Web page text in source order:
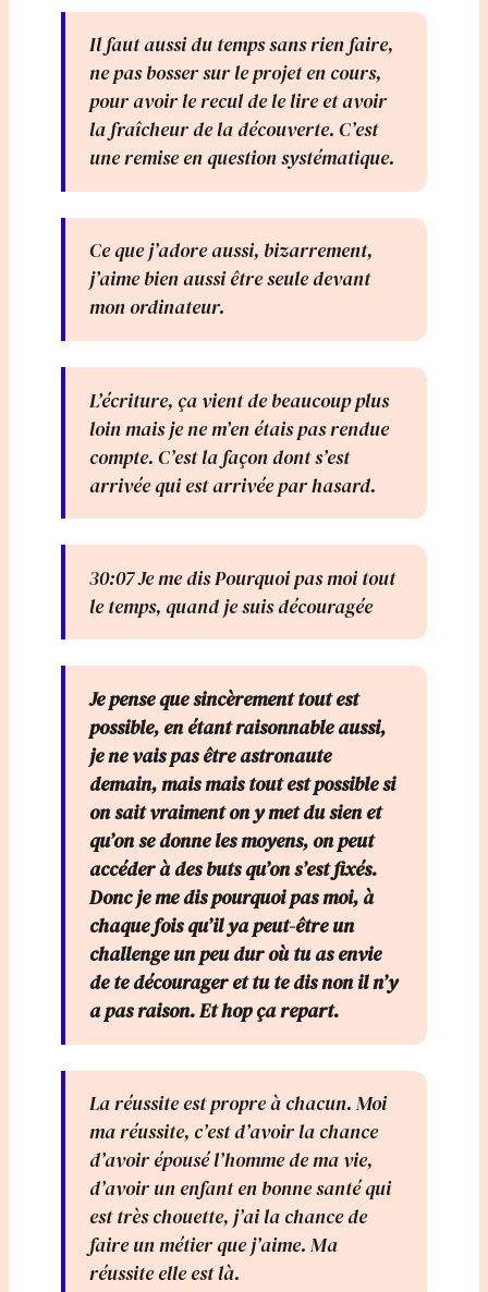
Il faut aussi du temps sans rien faire,
ne pas bosser sur le projet en cours,
pour avoir le recul de le lire et avoir
la fraîcheur de la découverte. C’est
une remise en question systématique.
Ce que j’adore aussi, bizarrement,
j’aime bien aussi être seule devant
mon ordinateur.
L’écriture, ça vient de beaucoup plus
loin mais je ne m’en étais pas rendue
compte. C’est la façon dont s’est
arrivée qui est arrivée par hasard.
30:07 Je me dis Pourquoi pas moi tout
le temps, quand je suis découragée
Je pense que sincèrement tout est
possible, en étant raisonnable aussi,
je ne vais pas être astronaute
demain, mais mais tout est possible si
on sait vraiment on y met du sien et
qu’on se donne les moyens, on peut
accéder à des buts qu’on s’est fixés.
Donc je me dis pourquoi pas moi, à
chaque fois qu’il ya peut-être un
challenge un peu dur où tu as envie
de te décourager et tu te dis non il n’y
a pas raison. Et hop ça repart.
La réussite est propre à chacun. Moi
ma réussite, c’est d’avoir la chance
d’avoir épousé l’homme de ma vie,
d’avoir un enfant en bonne santé qui
est très chouette, j’ai la chance de
faire un métier que j’aime. Ma
réussite elle est là.